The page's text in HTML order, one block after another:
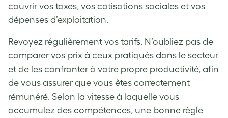
couvrir vos taxes, vos cotisations sociales et vos
dépenses d’exploitation.
Revoyez régulièrement vos tarifs. N’oubliez pas de
comparer vos prix à ceux pratiqués dans le secteur
et de les confronter à votre propre productivité, afin
de vous assurer que vous êtes correctement
rémunéré. Selon la vitesse à laquelle vous
accumulez des compétences, une bonne règle